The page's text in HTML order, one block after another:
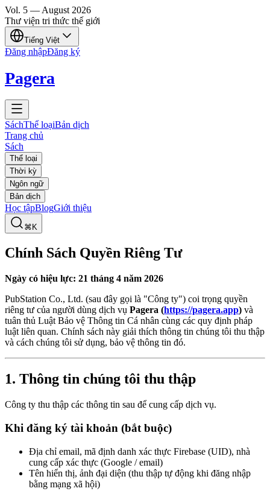
Vol. 5 — August 2026
Thư viện tri thức thế giới
Tiếng Việt
Đăng nhậpĐăng ký
Pagera
SáchThể loạiBản dịch
Trang chủ
Sách
Thể loại
Thời kỳ
Ngôn ngữ
Bản dịch
Học tậpBlogGiới thiệu
⌘K
Chính Sách Quyền Riêng Tư
Ngày có hiệu lực: 21 tháng 4 năm 2026
PubStation Co., Ltd. (sau đây gọi là "Công ty") coi trọng quyền
riêng tư của người dùng dịch vụ Pagera (https://pagera.app) và
tuân thủ Luật Bảo vệ Thông tin Cá nhân cùng các quy định pháp
luật liên quan. Chính sách này giải thích thông tin chúng tôi thu thập
và cách chúng tôi sử dụng, bảo vệ thông tin đó.
1. Thông tin chúng tôi thu thập
Công ty thu thập các thông tin sau để cung cấp dịch vụ.
Khi đăng ký tài khoản (bắt buộc)
Địa chỉ email, mã định danh xác thực Firebase (UID), nhà
cung cấp xác thực (Google / email)
Tên hiển thị, ảnh đại diện (thu thập tự động khi đăng nhập
bằng mạng xã hội)